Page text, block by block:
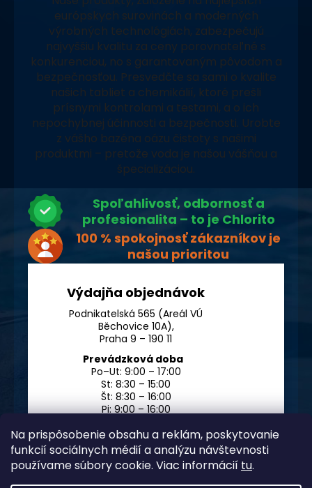
Na prispôsobenie obsahu a reklám, poskytovanie
funkcií sociálnych médií a analýzu návštevnosti
používame súbory cookie. Viac informácií tu.
európskych surovinách a moderných
výrobných technológiách, zabezpečujú
najvyššiu kvalitu za ceny porovnateľné s
konkurenciou, no s garantovaným pôvodom a
bezpečnosťou. Presvedčte sa sami o kvalite
našich tabliet a chemikálií, ktoré prešli
prísnymi kontrolami a testami, a o ich
nepochybnej účinnosti a bezpečnosti. Urobte
z vášho bazéna oázu čistoty s našimi
produktmi – pretože voda je našou vášňou a
špecializáciou.
Spoľahlivosť, odbornosť a
profesionalita – to je Chlorito
100 % spokojnosť zákazníkov je
našou prioritou
Výdajňa objednávok
Podnikatelská 565 (Areál VÚ
Běchovice 10A),
Praha 9 – 190 11
Prevádzková doba
Po–Ut: 9:00 – 17:00
St: 8:30 – 15:00
Št: 8:30 – 16:00
Pi: 9:00 – 16:00